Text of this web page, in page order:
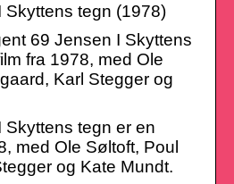
tegn (1978)
69 Jensen I Skyttens
fra 1978, med Ole
Karl Stegger og
tegn er en
med Ole Søltoft, Poul
og Kate Mundt.